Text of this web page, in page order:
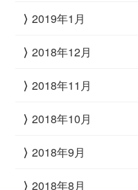
2019年1月
2018年12月
2018年11月
2018年10月
2018年9月
2018年8月